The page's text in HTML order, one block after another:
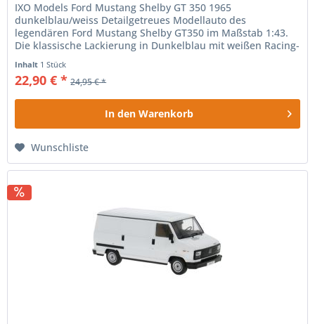
IXO Models Ford Mustang Shelby GT 350 1965
dunkelblau/weiss Detailgetreues Modellauto des
legendären Ford Mustang Shelby GT350 im Maßstab 1:43.
Die klassische Lackierung in Dunkelblau mit weißen Racing-
Inhalt 1 Stück
22,90 € * 24,95 € *
In den Warenkorb
Wunschliste